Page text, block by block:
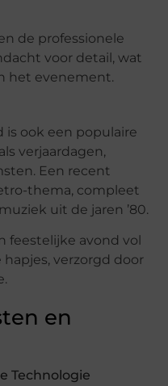
de professionele
voor detail, wat
het evenement.
ook een populaire
verjaardagen,
Een recent
thema, compleet
uit de jaren ’80.
feestelijke avond vol
verzorgd door
en
Technologie